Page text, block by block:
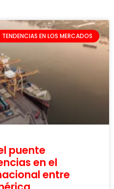
TENDENCIAS EN LOS MERCADOS
puente
en el
entre